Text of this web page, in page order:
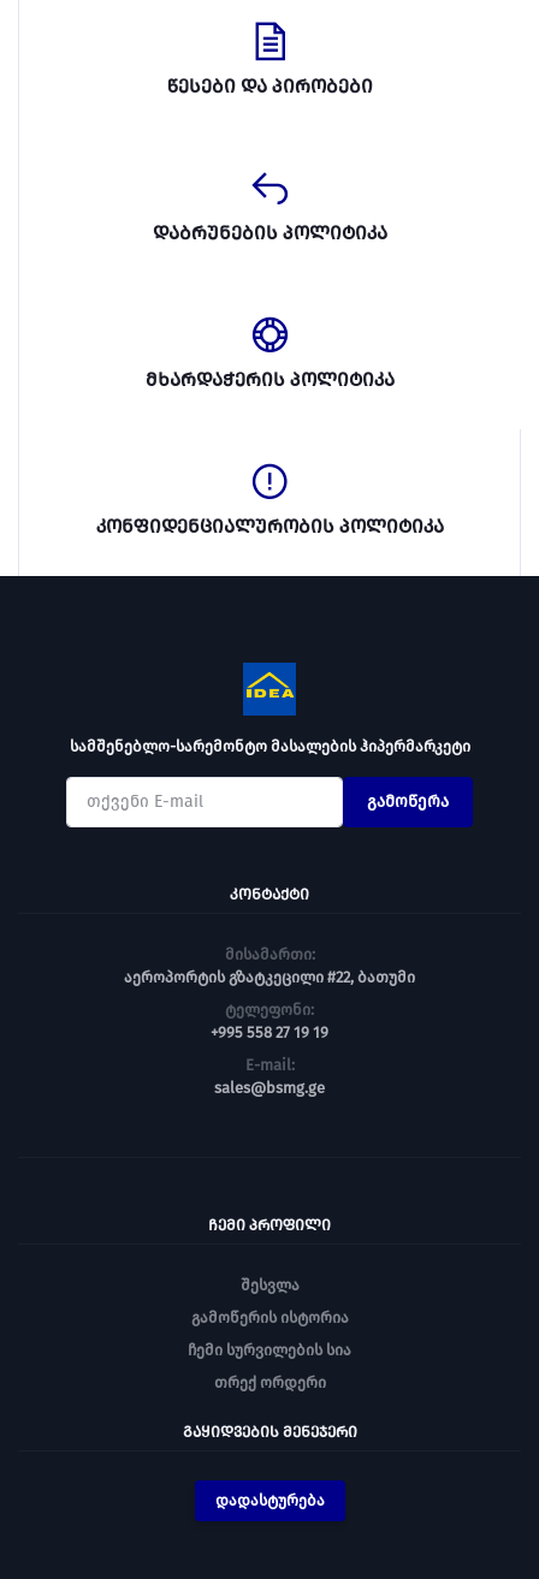
წესები და პირობები
დაბრუნების პოლიტიკა
მხარდაჭერის პოლიტიკა
კონფიდენციალურობის პოლიტიკა
სამშენებლო-სარემონტო მასალების ჰიპერმარკეტი
გამოწერა
ᲙᲝᲜᲢᲐᲥᲢᲘ
მისამართი:
აეროპორტის გზატკეცილი #22, ბათუმი
ტელეფონი:
+995 558 27 19 19
E-mail:
sales@bsmg.ge
ᲩᲔᲛᲘ ᲞᲠᲝᲤᲘᲚᲘ
შესვლა
გამოწერის ისტორია
ჩემი სურვილების სია
თრექ ორდერი
ᲒᲐᲧᲘᲓᲕᲔᲑᲘᲡ ᲛᲔᲜᲔᲯᲔᲠᲘ
დადასტურება